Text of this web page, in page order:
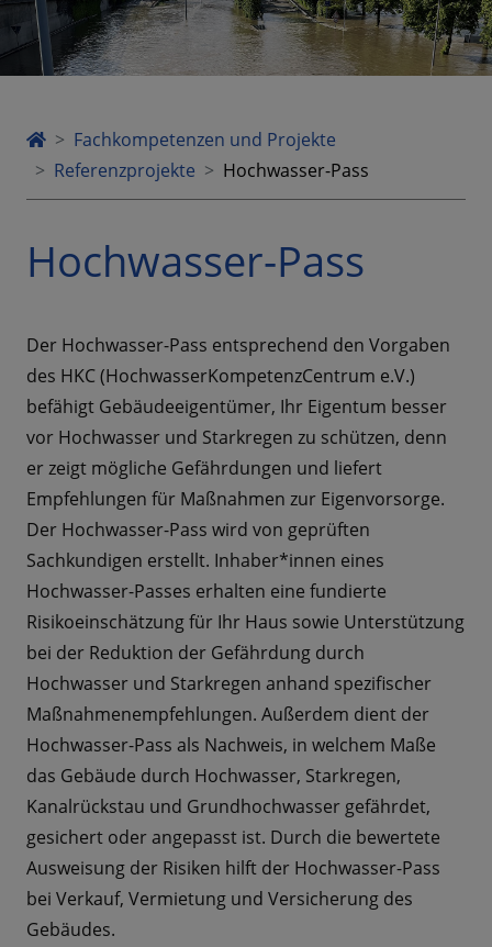
Fachkompetenzen und Projekte
Referenzprojekte
Hochwasser-Pass
Hochwasser-Pass
Der Hochwasser-Pass entsprechend den Vorgaben
des HKC (HochwasserKompetenzCentrum e.V.)
befähigt Gebäudeeigentümer, Ihr Eigentum besser
vor Hochwasser und Starkregen zu schützen, denn
er zeigt mögliche Gefährdungen und liefert
Empfehlungen für Maßnahmen zur Eigenvorsorge.
Der Hochwasser-Pass wird von geprüften
Sachkundigen erstellt. Inhaber*innen eines
Hochwasser-Passes erhalten eine fundierte
Risikoeinschätzung für Ihr Haus sowie Unterstützung
bei der Reduktion der Gefährdung durch
Hochwasser und Starkregen anhand spezifischer
Maßnahmenempfehlungen. Außerdem dient der
Hochwasser-Pass als Nachweis, in welchem Maße
das Gebäude durch Hochwasser, Starkregen,
Kanalrückstau und Grundhochwasser gefährdet,
gesichert oder angepasst ist. Durch die bewertete
Ausweisung der Risiken hilft der Hochwasser-Pass
bei Verkauf, Vermietung und Versicherung des
Gebäudes.